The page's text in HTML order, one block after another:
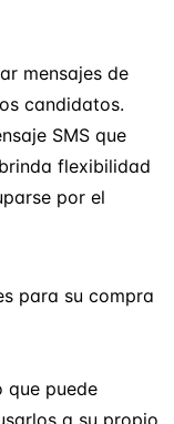
mensajes de
candidatos.
SMS que
flexibilidad
por el
para su compra
que puede
a su propio